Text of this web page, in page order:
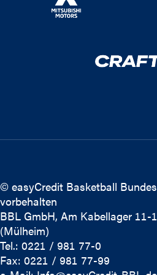
© easyCredit Basketball
vorbehalten
BBL GmbH, Am Kabellager 11-
(Mülheim)
Tel.: 0221 / 981 77-0
Fax: 0221 / 981 77-99